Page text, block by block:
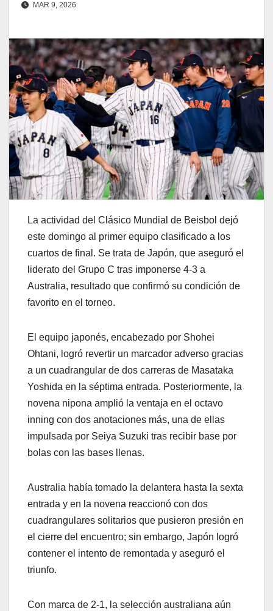
MAR 9, 2026
La actividad del Clásico Mundial de Beisbol dejó
este domingo al primer equipo clasificado a los
cuartos de final. Se trata de Japón, que aseguró el
liderato del Grupo C tras imponerse 4-3 a
Australia, resultado que confirmó su condición de
favorito en el torneo.
El equipo japonés, encabezado por Shohei
Ohtani, logró revertir un marcador adverso gracias
a un cuadrangular de dos carreras de Masataka
Yoshida en la séptima entrada. Posteriormente, la
novena nipona amplió la ventaja en el octavo
inning con dos anotaciones más, una de ellas
impulsada por Seiya Suzuki tras recibir base por
bolas con las bases llenas.
Australia había tomado la delantera hasta la sexta
entrada y en la novena reaccionó con dos
cuadrangulares solitarios que pusieron presión en
el cierre del encuentro; sin embargo, Japón logró
contener el intento de remontada y aseguró el
triunfo.
Con marca de 2-1, la selección australiana aún